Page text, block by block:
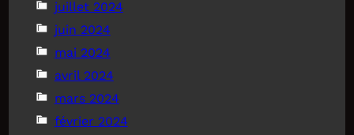
juillet 2024
juin 2024
mai 2024
avril 2024
mars 2024
février 2024